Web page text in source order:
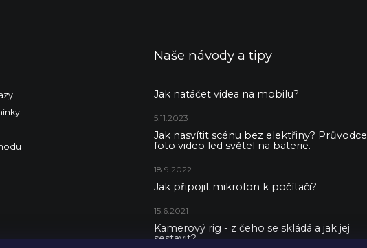
Naše návody a tipy
Jak natáčet videa na mobilu?
5.11.2023
Jak nasvítit scénu bez elektřiny? Průvodce
foto video led světel na baterie.
18.9.2022
Jak připojit mikrofon k počítači?
15.6.2021
Kamerový rig - z čeho se skládá a jak jej
sestavit?